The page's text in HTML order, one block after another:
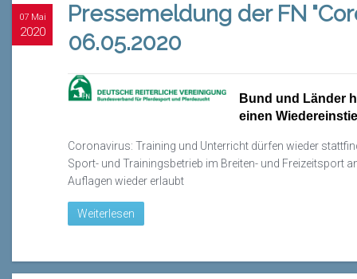
07 Mai
2020
Pressemeldung der FN
06.05.2020
Bund und Länder
einen
Coronavirus: Training und Unterricht dürfen wieder
Sport- und Trainingsbetrieb im Breiten- und Freizeitsport
Auflagen wieder erlaubt
Weiterlesen